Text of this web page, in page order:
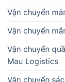
Vận chuyển
Vận chuyển
Vận chuyển
Mau Logistics
Vận chuyển